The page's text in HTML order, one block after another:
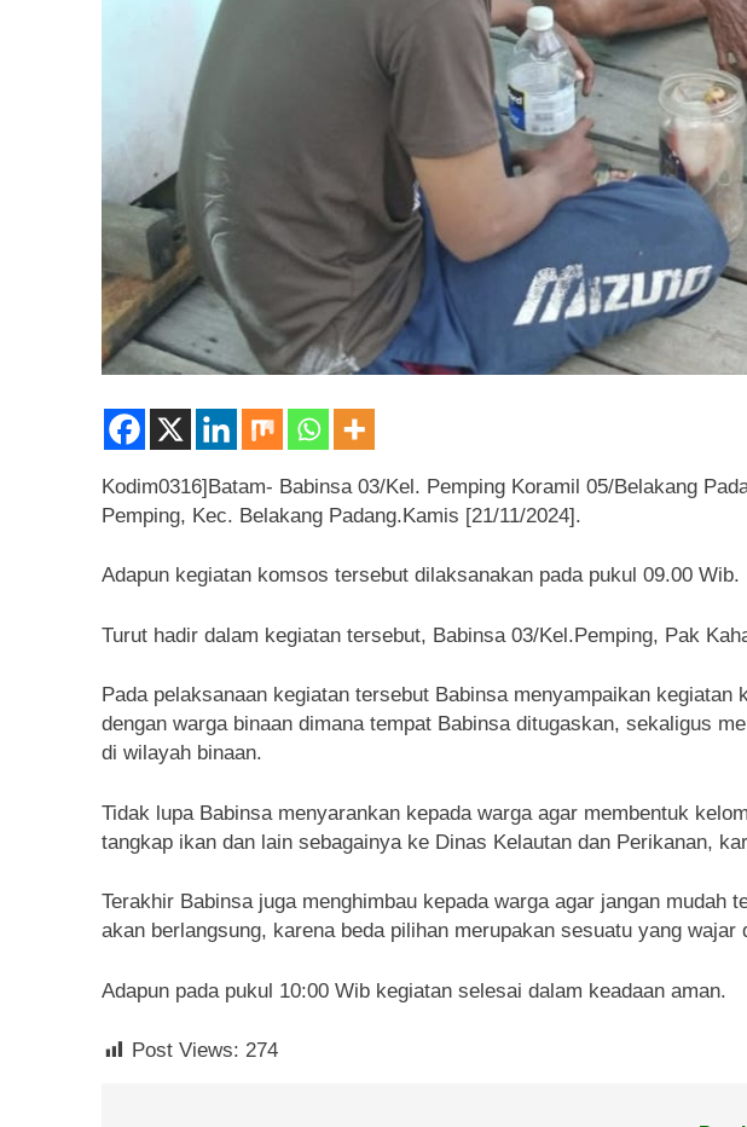
Kodim0316]Batam- Babinsa 03/Kel. Pemping Koramil 05/Belakang
Pemping, Kec. Belakang Padang.Kamis [21/11/2024].
Adapun kegiatan komsos tersebut dilaksanakan pada pukul 09.00 Wib.
Turut hadir dalam kegiatan tersebut, Babinsa 03/Kel.Pemping, Pak
Pada pelaksanaan kegiatan tersebut Babinsa menyampaikan
dengan warga binaan dimana tempat Babinsa ditugaskan, sekaligus
di wilayah binaan.
Tidak lupa Babinsa menyarankan kepada warga agar membentuk
tangkap ikan dan lain sebagainya ke Dinas Kelautan dan Perikanan,
Terakhir Babinsa juga menghimbau kepada warga agar jangan
akan berlangsung, karena beda pilihan merupakan sesuatu yang wajar
Adapun pada pukul 10:00 Wib kegiatan selesai dalam keadaan aman.
Post Views: 274